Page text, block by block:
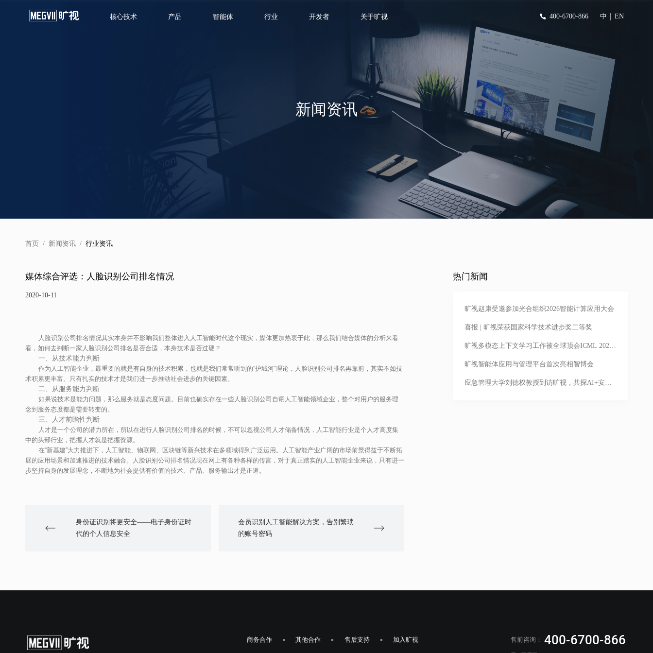
核心技术 产品 智能体 行业 开发者 关于旷视 400-6700-866 中 EN
新闻资讯
首页 / 新闻资讯 / 行业资讯
媒体综合评选：人脸识别公司排名情况
2020-10-11
人脸识别公司排名情况其实本身并不影响我们整体进入人工智能时代这个现实，媒体更加热衷于此，那么我们结合媒体的分析来看
看，如何去判断一家人脸识别公司排名是否合适，本身技术是否过硬？
一、 从技术能力判断
作为人工智能企业，最重要的就是有自身的技术积累，也就是我们常常听到的“护城河”理论，人脸识别公司排名再靠前，其实不如技
术积累更丰富。只有扎实的技术才是我们进一步推动社会进步的关键因素。
二、 从服务能力判断
如果说技术是能力问题，那么服务就是态度问题。目前也确实存在一些人脸识别公司自诩人工智能领域企业，整个对用户的服务理
念到服务态度都是需要转变的。
三、 人才前瞻性判断
人才是一个公司的潜力所在，所以在进行人脸识别公司排名的时候，不可以忽视公司人才储备情况，人工智能行业是个人才高度集
中的头部行业，把握人才就是把握资源。
在“新基建”大力推进下，人工智能、物联网、区块链等新兴技术在多领域得到广泛运用。人工智能产业广阔的市场前景得益于不断拓
展的应用场景和加速推进的技术融合。人脸识别公司排名情况现在网上有各种各样的传言，对于真正踏实的人工智能企业来说，只有进一
步坚持自身的发展理念，不断地为社会提供有价值的技术、产品、服务输出才是正道。
身份证识别将更安全——电子身份证时
代的个人信息安全
会员识别人工智能解决方案，告别繁琐
的账号密码
热门新闻
旷视赵康受邀参加光合组织2026智能计算应用大会
喜报 | 旷视荣获国家科学技术进步奖二等奖
旷视多模态上下文学习工作被全球顶会ICML 2026
旷视智能体应用与管理平台首次亮相智博会
应急管理大学刘德权教授到访旷视，共探AI+安全
商务合作 其他合作 售后支持 加入旷视 售前咨询： 400-6700-866